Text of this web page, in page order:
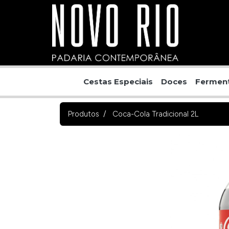
Cestas Especiais Doces
Produtos Coca-Cola Tradicional 2L